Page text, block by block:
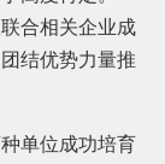
合相关企业成
结优势力量推
单位成功培育